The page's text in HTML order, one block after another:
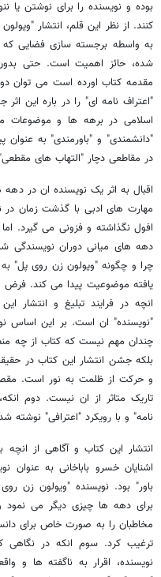
بوده و نویسنده را برای نوشتن یا
کنند. از نظر این قلم، انتشار
به واسطه برجسته سازی فضایی
شده، حائز اهمیت است. حتی
مقدمه کتاب اورده است می توان
"اعتراف نامه ای" را در باره این
اسلامی در برهه ها و موضوعات
"دانشمندی" و "باورمندی" به
در مقاطعی دچار "التهاب های
اقبال به اثر یک نویسنده ان در
مهارت های ادبی با گذشت زمان در
افول نگذاشته و فزونی می گیرد.
دهه های میانی دوران نویسندگی
چرا و چگونه "ویولون زن روی پل" به
یافته موضوعیت پیدا می کند. فرض
انچه در فرایند تبلیغ و
"نویسنده" ان است. بر این اساس
چندان مهم نیست که کتاب از چه
بلکه جشن انتشار این کتاب در
و حرکت از ظلمت به نور است.
تاریک متاثر از ان نیست. دوم
نامه" و با رویکرد "اعترافی" نوشته
انتشار این کتاب و آگاهی از
اشنایان خسرو باباخانی به عنوان
باور" بود. نویسنده "ویولون زن
برای دهه ها چیزی دیگر می نمود
مخاطبان را به صورت خاص برای
ترغیب کرد. سوم انکه در نگاهی
نویسنده، اقرار به ناگفته ها و